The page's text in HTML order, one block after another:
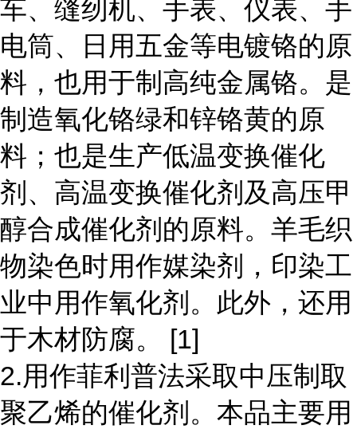
车、缝纫机、手表、仪表、手
电筒、日用五金等电镀铬的原
料，也用于制高纯金属铬。是
制造氧化铬绿和锌铬黄的原
料；也是生产低温变换催化
剂、高温变换催化剂及高压甲
醇合成催化剂的原料。羊毛织
物染色时用作媒染剂，印染工
业中用作氧化剂。此外，还用
于木材防腐。 [1]
2.用作菲利普法采取中压制取
聚乙烯的催化剂。本品主要用